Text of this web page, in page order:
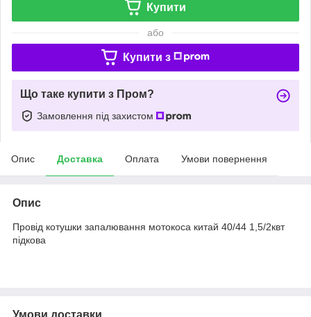
Купити
або
Купити з
Що таке купити з Пром?
Замовлення під захистом
Опис Доставка Оплата Умови повернення
Опис
Провід котушки запалювання мотокоса китай 40/44 1,5/2квт
підкова
Умови доставки